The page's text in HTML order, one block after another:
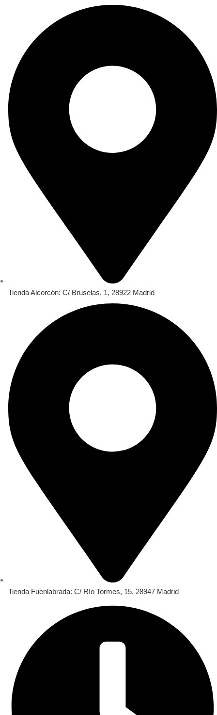
Tienda Alcorcón: C/ Bruselas, 1, 28922 Madrid
Tienda Fuenlabrada: C/ Río Tormes, 15, 28947 Madrid